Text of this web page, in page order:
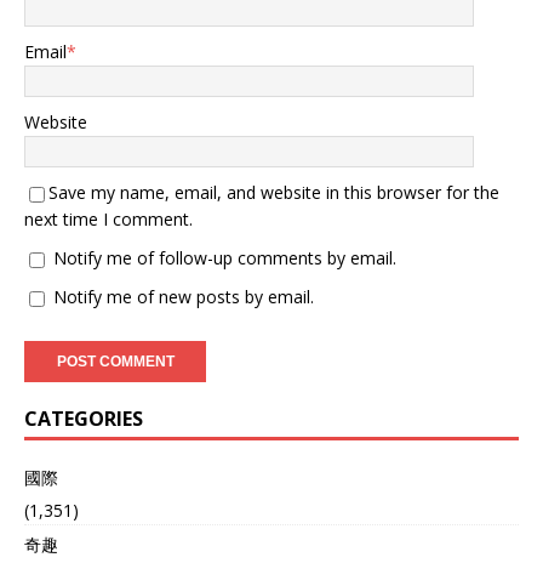
Email*
Website
Save my name, email, and website in this browser for the
next time I comment.
Notify me of follow-up comments by email.
Notify me of new posts by email.
CATEGORIES
國際
(1,351)
奇趣